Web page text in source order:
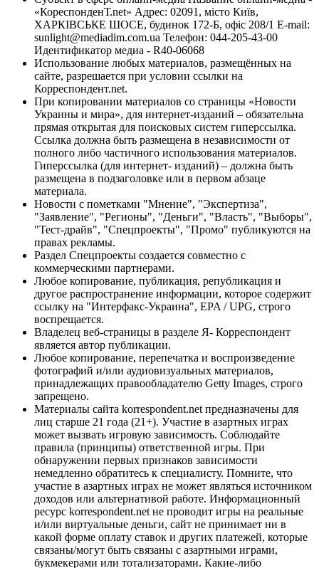
«КореспонденТ.net» Адрес: 02091, місто Київ,
ХАРКІВСЬКЕ ШОСЕ, будинок 172-Б, офіс 208/1 E-mail:
sunlight@mediadim.com.ua Телефон: 044-205-43-00
Идентификатор медиа - R40-06068
Использование любых материалов, размещённых на
сайте, разрешается при условии ссылки на
Корреспондент.net.
При копировании материалов со страницы «Новости
Украины и мира», для интернет-изданий – обязательна
прямая открытая для поисковых систем гиперссылка.
Ссылка должна быть размещена в независимости от
полного либо частичного использования материалов.
Гиперссылка (для интернет- изданий) – должна быть
размещена в подзаголовке или в первом абзаце
материала.
Новости с пометками "Мнение", "Экспертиза",
"Заявление", "Регионы", "Деньги", "Власть", "Выборы",
"Тест-драйв", "Спецпроекты", "Промо" публикуются на
правах рекламы.
Раздел Спецпроекты создается совместно с
коммерческими партнерами.
Любое копирование, публикация, републикация и
другое распространение информации, которое содержит
ссылку на "Интерфакс-Украина", EPA / UPG, строго
воспрещается.
Владелец веб-страницы в разделе Я- Корреспондент
является автор публикации.
Любое копирование, перепечатка и воспроизведение
фотографий и/или аудиовизуальных материалов,
принадлежащих правообладателю Getty Images, строго
запрещено.
Материалы сайта korrespondent.net предназначены для
лиц старше 21 года (21+). Участие в азартных играх
может вызвать игровую зависимость. Соблюдайте
правила (принципы) ответственной игры. При
обнаружении первых признаков зависимости
немедленно обратитесь к специалисту. Помните, что
участие в азартных играх не может являться источником
доходов или альтернативой работе. Информационный
ресурс korrespondent.net не проводит игры на реальные
и/или виртуальные деньги, сайт не принимает ни в
какой форме оплату ставок и других платежей, которые
связаны/могут быть связаны с азартными играми,
букмекерами или тотализаторами. Какие-либо